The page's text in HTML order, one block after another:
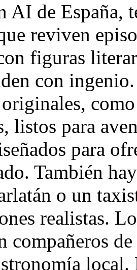
AI de España,
reviven
figuras
con
originales,
listos para
para
También
o un
realistas.
compañeros
local.